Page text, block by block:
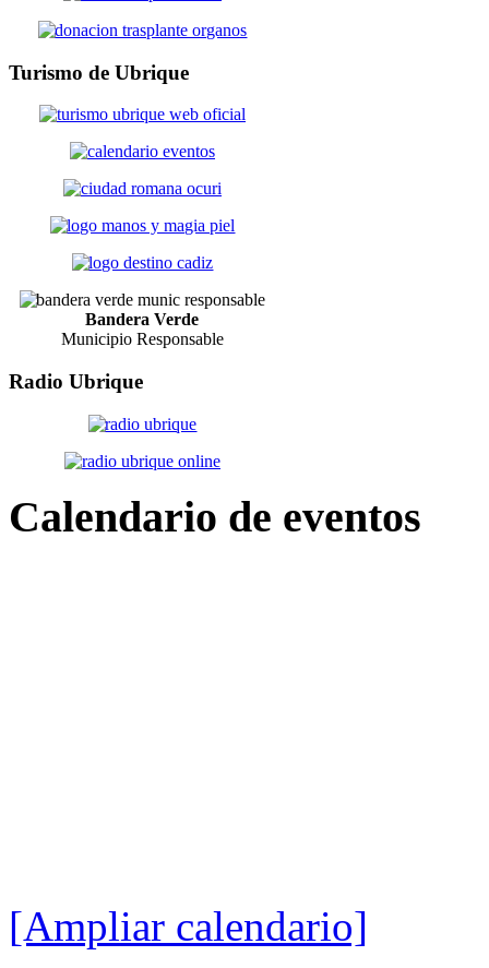
Turismo de Ubrique
Bandera Verde
Municipio Responsable
Radio Ubrique
Calendario de eventos
[Ampliar calendario]